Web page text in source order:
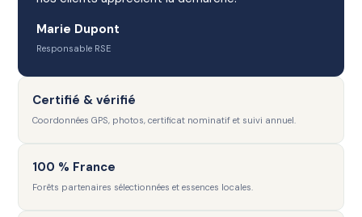
Marie Dupont
Responsable RSE
Certifié & vérifié
Coordonnées GPS, photos, certificat nominatif et suivi annuel.
100 % France
Forêts partenaires sélectionnées et essences locales.